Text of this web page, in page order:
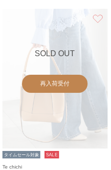
SOLD OUT
再入荷受付
タイムセール対象 SALE
Te chichi